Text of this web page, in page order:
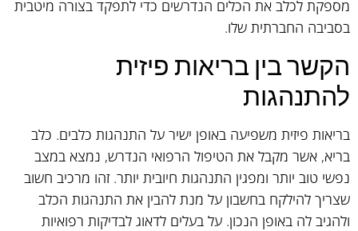
מספקת לכלב את הכלים הנדרשים כדי לתפקד בצורה מיטבית
בסביבה החברתית שלו.
הקשר בין בריאות פיזית
להתנהגות
בריאות פיזית משפיעה באופן ישיר על התנהגות כלבים. כלב
בריא, אשר מקבל את הטיפול הרפואי הנדרש, נמצא במצב
נפשי טוב יותר ומפגין התנהגות חיובית יותר. זהו מרכיב חשוב
שצריך להילקח בחשבון על מנת להבין את התנהגות הכלב
ולהגיב לה באופן הנכון. על בעלים לדאוג לבדיקות רפואיות